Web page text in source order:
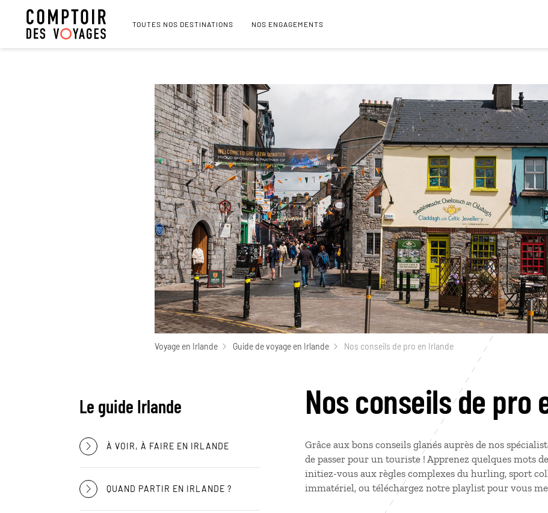
TOUTES NOS DESTINATIONS NOS ENGAGEMENTS
Voyage en Irlande Guide de voyage en Irlande Nos conseils de pro en Irlande
Le guide Irlande
À VOIR, À FAIRE EN IRLANDE
QUAND PARTIR EN IRLANDE ?
Nos conseils de pro
Grâce aux bons conseils glanés auprès de nos
de passer pour un touriste ! Apprenez quelques mots
initiez-vous aux règles complexes du hurling, sport
immatériel, ou téléchargez notre playlist pour vous